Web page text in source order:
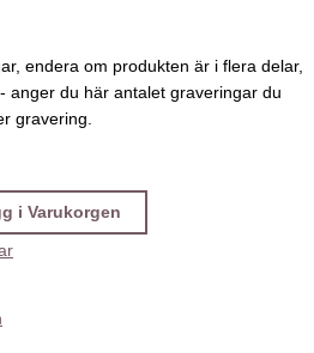
endera om produkten är i flera delar,
anger du här antalet graveringar du
gravering.
i Varukorgen